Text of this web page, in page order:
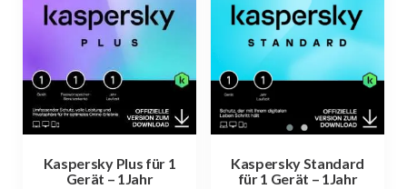
Kaspersky Plus für 1
Gerät – 1Jahr
Kaspersky Standard
für 1 Gerät – 1Jahr